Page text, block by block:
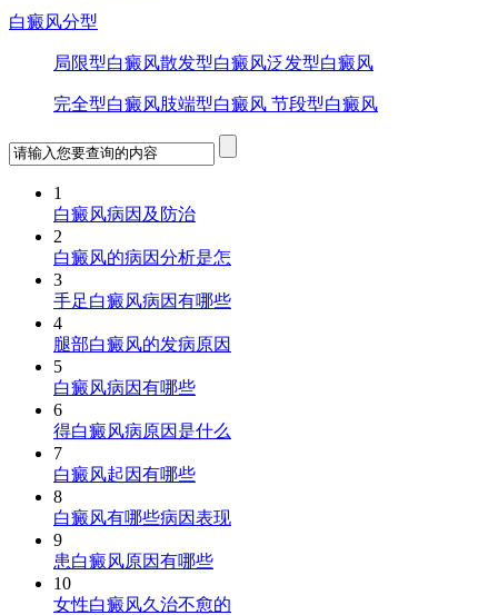
白癜风分型
局限型白癜风散发型白癜风泛发型白癜风
完全型白癜风肢端型白癜风 节段型白癜风
1
白癜风病因及防治
2
白癜风的病因分析是怎
3
手足白癜风病因有哪些
4
腿部白癜风的发病原因
5
白癜风病因有哪些
6
得白癜风病原因是什么
7
白癜风起因有哪些
8
白癜风有哪些病因表现
9
患白癜风原因有哪些
10
女性白癜风久治不愈的